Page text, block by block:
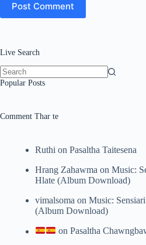
Post Comment
Live Search
No
Popular Posts
Comment Thar te
Ruthi on Pasaltha Taitesena
Hrang Zahawma on Music:
Hlate (Album Download)
vimalsoma on Music:
(Album Download)
onPasaltha